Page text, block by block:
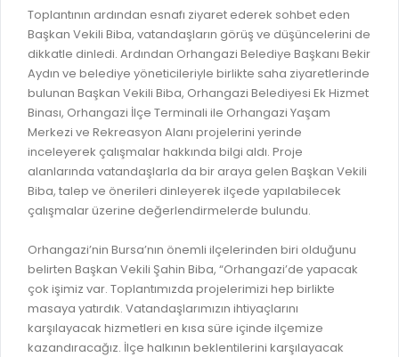
GELİR TARİFESİ
İMAR PLANI DEĞİŞİKLİKLERİ
UKOME TOPLANTILARI
FOTOĞRAF GALERİSİ
BURSA GÜNLÜĞÜ DERGİSİ
AYKOME KARARLARI
BURSA YAYINLARI
YÖNETİM SİSTEMLERİ
VİZYON & MİSYON
POLİTİKALARIMIZ
ENTEGRE YÖNETIM SISTEMI
DOĞRUDAN TEMİN İLANLARI
EVRAK TAKİBİ
MEZARLIK BİLGİ SİSTEMİ
GENEL EVRAK KAYIT
LOKMA DAĞITIM İZNİ BAŞVURUSU
BAĞLANTILAR
WEB - MOBIL UYGULAMALARIMIZ
E-DEVLET KAPISI
NÖBETÇİ ECZANELER
HAL FİYATLARI
Toplantının ardından esnafı ziyaret ederek sohbet eden
Başkan Vekili Biba, vatandaşların görüş ve düşüncelerini de
dikkatle dinledi. Ardından Orhangazi Belediye Başkanı Bekir
Aydın ve belediye yöneticileriyle birlikte saha ziyaretlerinde
bulunan Başkan Vekili Biba, Orhangazi Belediyesi Ek Hizmet
Binası, Orhangazi İlçe Terminali ile Orhangazi Yaşam
Merkezi ve Rekreasyon Alanı projelerini yerinde
inceleyerek çalışmalar hakkında bilgi aldı. Proje
alanlarında vatandaşlarla da bir araya gelen Başkan Vekili
Biba, talep ve önerileri dinleyerek ilçede yapılabilecek
çalışmalar üzerine değerlendirmelerde bulundu.
Orhangazi’nin Bursa’nın önemli ilçelerinden biri olduğunu
belirten Başkan Vekili Şahin Biba, “Orhangazi’de yapacak
çok işimiz var. Toplantımızda projelerimizi hep birlikte
masaya yatırdık. Vatandaşlarımızın ihtiyaçlarını
karşılayacak hizmetleri en kısa süre içinde ilçemize
kazandıracağız. İlçe halkının beklentilerini karşılayacak